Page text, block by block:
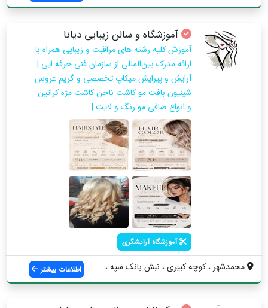
آموزشگاه و سالن زیبایی دیانا
آموزش کلیه رشته های مراقبت و زیبایی همراه با
ارائه مدرک بین‌المللی از سازمان فنی حرفه ایی |
آرایش و پیرایش میکاپ تخصصی و گریم عروس
شینیون بافت مو کاشت ناخن کاشت مژه کراتین
و انواع صافی مو رنگ و لایت |...
آموزشگاه آرایشگری
محمدشهر ، کوچه کبیری ، نبش بانک سپه ، سا... اطلاعات بیشتر